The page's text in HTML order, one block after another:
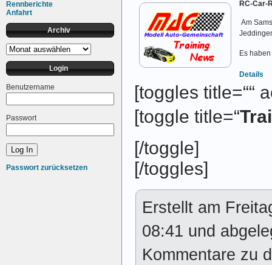
Rennberichte
Anfahrt
Archiv
Archiv
Login
Benutzername
Passwort
Passwort zurücksetzen
RC-Car-
Am
Es
Details
[toggles title=““
[toggle title=“
[/toggle]
[/toggles]
Erstellt am
08:41 und
Kommentare zu